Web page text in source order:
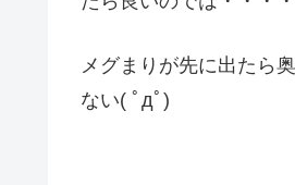
メグまりが先に出たら
ない( ﾟдﾟ)